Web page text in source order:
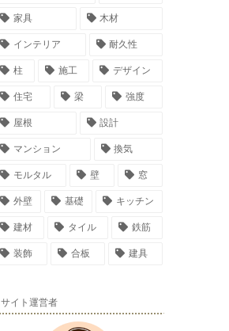
家具 木材
インテリア 耐久性
柱 施工 デザイン
住宅 梁 強度
屋根 設計
マンション 換気
モルタル 壁 窓
外壁 基礎 キッチン
建材 タイル 鉄筋
装飾 合板 建具
サイト運営者